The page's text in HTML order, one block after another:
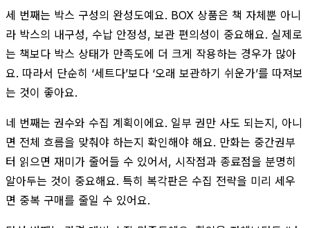
세 번째는 박스 구성의 완성도예요. BOX 상품은 책 자체뿐 아니
라 박스의 내구성, 수납 안정성, 보관 편의성이 중요해요. 실제로
는 책보다 박스 상태가 만족도에 더 크게 작용하는 경우가 많아
요. 따라서 단순히 ‘세트다’보다 ‘오래 보관하기 쉬운가’를 따져보
는 것이 좋아요.
네 번째는 권수와 수집 계획이에요. 일부 권만 사도 되는지, 아니
면 전체 흐름을 맞춰야 하는지 확인해야 해요. 만화는 중간권부
터 읽으면 재미가 줄어들 수 있어서, 시작점과 종료점을 분명히
알아두는 것이 중요해요. 특히 복각판은 수집 전략을 미리 세우
면 중복 구매를 줄일 수 있어요.